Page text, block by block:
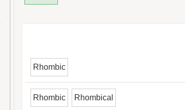
Rhombic
Rhombic Rhombical